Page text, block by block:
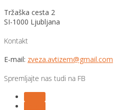
Tržaška cesta 2
SI-1000 Ljubljana
Kontakt
E-mail: zveza.avtizem@gmail.com
Spremljajte nas tudi na FB